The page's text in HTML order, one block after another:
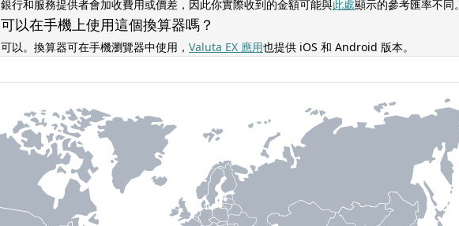
銀行和服務提供者會加收費用或價差，因此你實際收到的金額可能與此處顯示的參考匯率不同。
可以在手機上使用這個換算器嗎？
可以。換算器可在手機瀏覽器中使用， Valuta EX 應用也提供 iOS 和 Android 版本。